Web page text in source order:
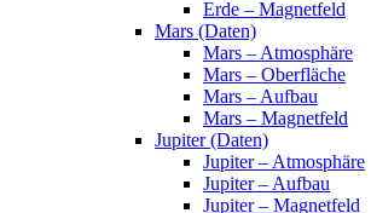
Erde – Magnetfeld
Mars (Daten)
Mars – Atmosphäre
Mars – Oberfläche
Mars – Aufbau
Mars – Magnetfeld
Jupiter (Daten)
Jupiter – Atmosphäre
Jupiter – Aufbau
Jupiter – Magnetfeld